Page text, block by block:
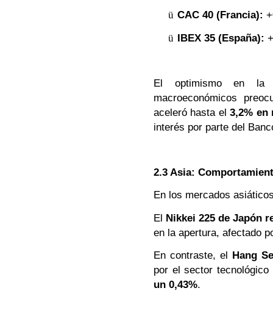
ü CAC 40 (Francia):
ü IBEX 35 (España):
El optimismo en la
macroeconómicos
aceleró hasta el3,2% en
interés por parte del
2.3 Asia:
En los mercados
El Nikkei 225 de Japón
en la apertura, afectado
En contraste, el Hang
por el sector
un 0,43%.